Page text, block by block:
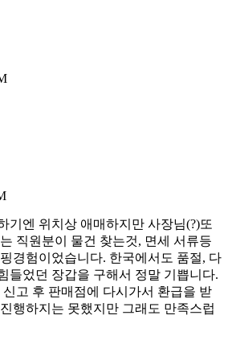
기엔 위치상 애매하지만 사장님(?)또
직원분이 물건 찾는것, 면세 서류등
경험이었습니다. 한국에서도 품절, 다
들었던 장갑을 구해서 정말 기쁩니다.
고 후 판매점에 다시가서 환급을 받
행하지는 못했지만 그래도 만족스럽